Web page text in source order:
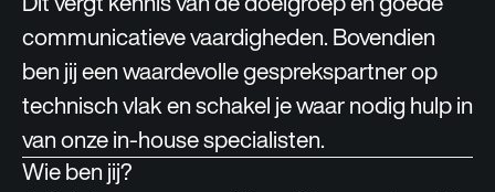
communicatieve vaardigheden. Bovendien
ben jij een waardevolle gesprekspartner op
technisch vlak en schakel je waar nodig hulp in
van onze in-house specialisten.
Wie ben jij?